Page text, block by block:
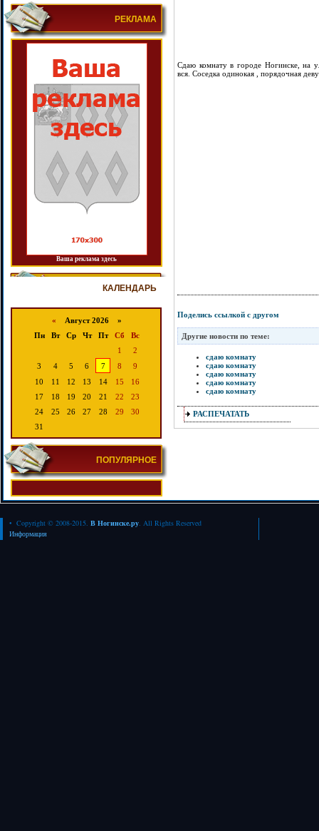
РЕКЛАМА
Ваша реклама здесь
КАЛЕНДАРЬ
« Август 2026 »
Пн
Вт Ср Чт Пт Сб
Вс
1
2
3
4 5 6 7 8
9
10
11 12 13 14 15
16
17
18 19 20 21 22
23
24
25 26 27 28 29
30
31
ПОПУЛЯРНОЕ
Сдаю комнату в городе Ногинске, на
вся. Соседка одинокая , порядочная
Поделись ссылкой с другом
Другие новости по теме:
сдаю комнату
сдаю комнату
сдаю комнату
сдаю комнату
сдаю комнату
РАСПЕЧАТАТЬ
• Copyright © 2008-2015. В Ногинске.ру. All Rights Reserved
Информация